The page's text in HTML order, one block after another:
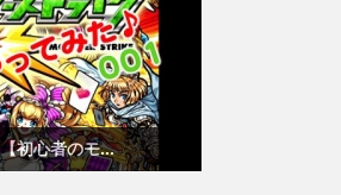
初心者のモ...